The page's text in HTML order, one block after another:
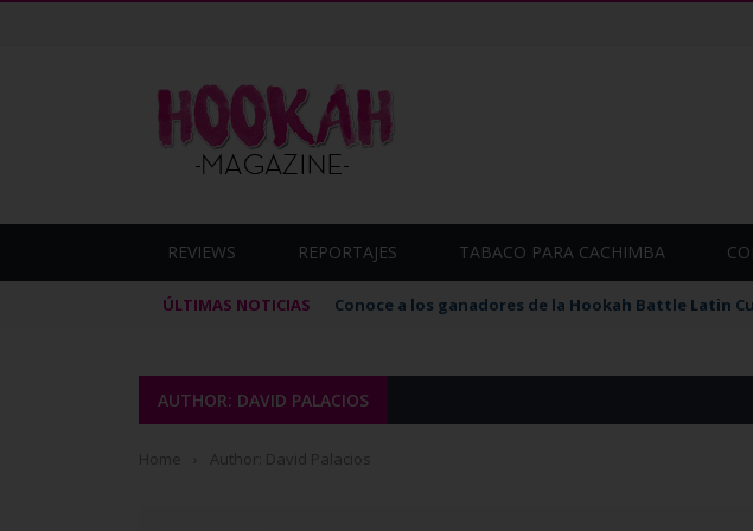
REVIEWS REPORTAJES TABACO PARA CACHIMBA
ÚLTIMAS NOTICIAS Conoce a los ganadores de la Hookah Battle Latin
AUTHOR: DAVID PALACIOS
Home Author: David Palacios